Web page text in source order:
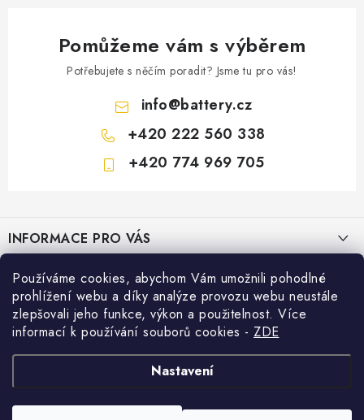
Používáme cookies, abychom Vám umožnili pohodlné
prohlížení webu a díky analýze provozu webu neustále
zlepšovali jeho funkce, výkon a použitelnost. Více
informací k používání souborů cookies - ZDE
Nastavení
Pomůžeme vám s výběrem
Potřebujete s něčím poradit? Jsme tu pro vás!
info@battery.cz
+420 222 560 338
+420 774 969 705
pINFORMACE PRO VÁS
KONTAKTY
POŠTOVNÉ A DOPRAVA
KONFIGURÁTOR AUTOBATERIÍ
PRODEJNY BATTERY.CZ
Prodejna Brno - Pražákova ul.
Prodejna Praha - Brožíkova ul.
Prodejna Ústí n. Labem - Žižkova ul.
Konfigurátor AUTOBATERIE
Konfigurátor AUTOBATERIE
Vyhledávání
HLEDAT